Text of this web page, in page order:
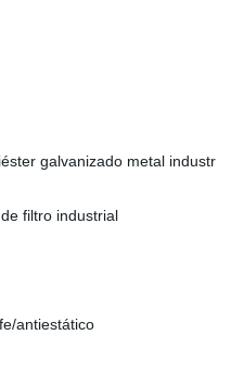
galvanizado metal industr
filtro industrial
antiestático